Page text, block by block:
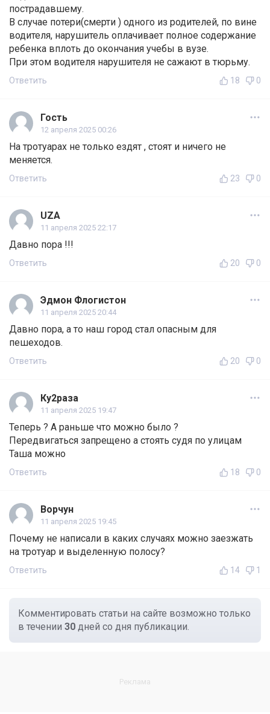
пострадавшему.
В случае потери(смерти ) одного из родителей, по вине
водителя, нарушитель оплачивает полное содержание
ребенка вплоть до окончания учебы в вузе.
При этом водителя нарушителя не сажают в тюрьму.
Ответить 18 0
Гость
12 апреля 2025 00:26
На тротуарах не только ездят , стоят и ничего не
меняется.
Ответить 23 0
UZA
11 апреля 2025 22:17
Давно пора !!!
Ответить 20 0
Эдмон Флогистон
11 апреля 2025 20:44
Давно пора, а то наш город стал опасным для
пешеходов.
Ответить 20 0
Ку2раза
11 апреля 2025 19:47
Теперь ? А раньше что можно было ?
Передвигаться запрещено а стоять судя по улицам
Таша можно
Ответить 18 0
Ворчун
11 апреля 2025 19:45
Почему не написали в каких случаях можно заезжать
на тротуар и выделенную полосу?
Ответить 14 1
Комментировать статьи на сайте возможно только
в течении 30 дней со дня публикации.